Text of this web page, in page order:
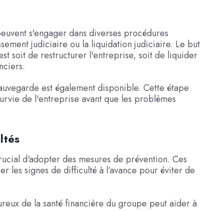
s'engager dans diverses procédures
judiciaire ou la liquidation judiciaire. Le but
soit de restructurer l'entreprise, soit de liquider
est également disponible. Cette étape
de l'entreprise avant que les problèmes
d'adopter des mesures de prévention. Ces
les signes de difficulté à l’avance pour éviter de
de la santé financière du groupe peut aider à